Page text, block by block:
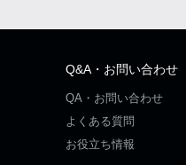
Q&A・お問い合わせ
QA・お問い合わせ
よくある質問
お役立ち情報